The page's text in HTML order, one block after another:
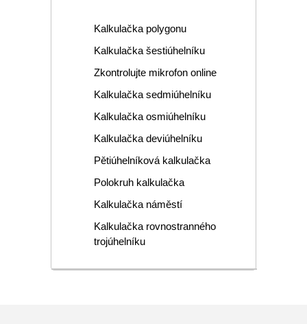
Kalkulačka polygonu
Kalkulačka šestiúhelníku
Zkontrolujte mikrofon online
Kalkulačka sedmiúhelníku
Kalkulačka osmiúhelníku
Kalkulačka deviúhelníku
Pětiúhelníková kalkulačka
Polokruh kalkulačka
Kalkulačka náměstí
Kalkulačka rovnostranného
trojúhelníku